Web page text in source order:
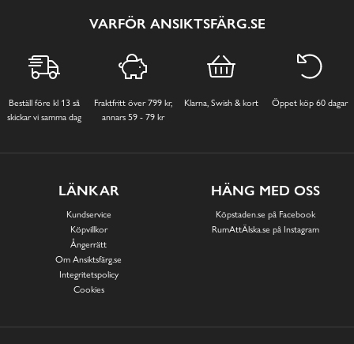
VARFÖR ANSIKTSFÄRG.SE
Beställ före kl 13 så
skickar vi samma dag
Fraktfritt över 799 kr,
annars 59 - 79 kr
Klarna, Swish & kort Öppet köp 60 dagar
LÄNKAR
Kundservice
Köpvillkor
Ångerrätt
Om Ansiktsfärg.se
Integritetspolicy
Cookies
HÄNG MED OSS
Köpstaden.se på Facebook
RumAttÄlska.se på Instagram